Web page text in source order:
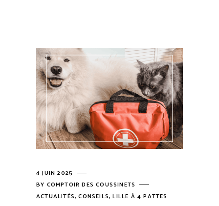
4 JUIN 2025
BY COMPTOIR DES COUSSINETS
ACTUALITÉS,CONSEILS,LILLE À 4 PATTES